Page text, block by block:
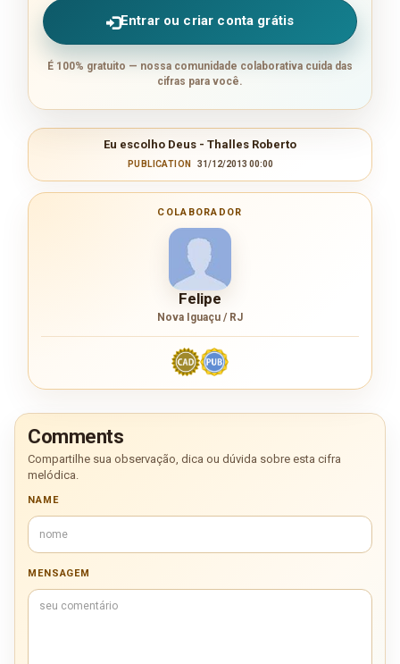
Entrar ou criar conta grátis
É 100% gratuito — nossa comunidade colaborativa cuida das
cifras para você.
Eu escolho Deus - Thalles Roberto
PUBLICATION 31/12/2013 00:00
COLABORADOR
Felipe
Nova Iguaçu / RJ
Comments
Compartilhe sua observação, dica ou dúvida sobre esta cifra
melódica.
NAME
MENSAGEM